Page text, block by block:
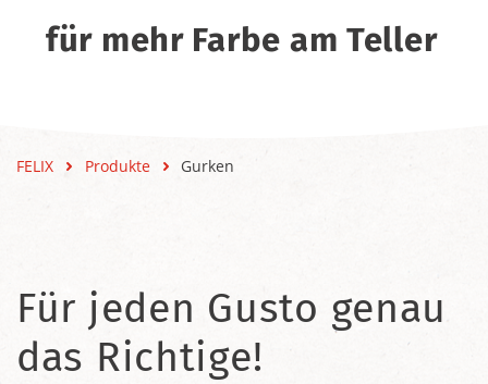
für mehr Farbe am Teller
FELIX Produkte Gurken
Für jeden Gusto genau
das Richtige!